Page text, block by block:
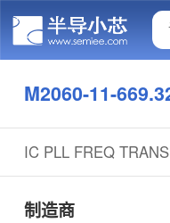
M2060-11-
IC PLL FREQ
制造商